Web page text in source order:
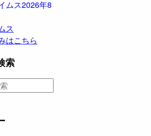
ス
はこちら
索